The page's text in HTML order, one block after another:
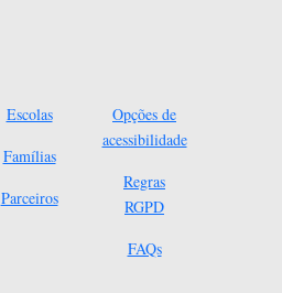
Escolas
Famílias
Parceiros
Opções de
acessibilidade
Regras
RGPD
FAQs